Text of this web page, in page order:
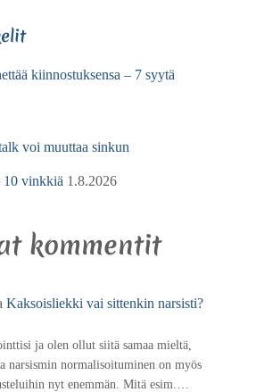
kiinnostuksensa – 7 syytä
voi muuttaa sinkun
10 vinkkiä 1.8.2026
kommentit
Kaksoisliekki vai sittenkin narsisti?
ja olen ollut siitä samaa mieltä,
narsismin normalisoituminen on myös
nyt enemmän. Mitä esim.…